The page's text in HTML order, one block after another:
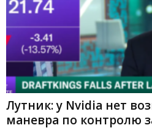
Лутник: у Nvidia нет
маневра по контролю